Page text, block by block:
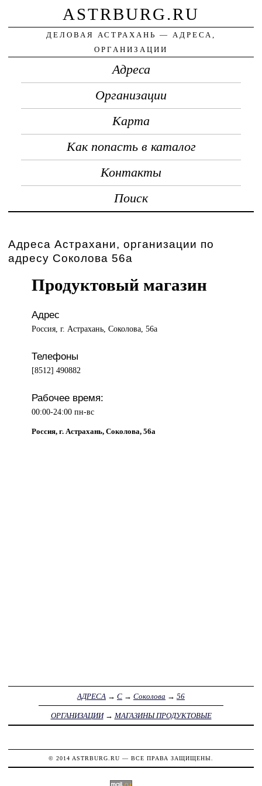
ASTRBURG.RU
ДЕЛОВАЯ АСТРАХАНЬ — АДРЕСА,
ОРГАНИЗАЦИИ
Адреса
Организации
Карта
Как попасть в каталог
Контакты
Поиск
Адреса Астрахани, организации по
адресу Соколова 56а
Продуктовый магазин
Адрес
Россия, г. Астрахань, Соколова, 56а
Телефоны
[8512] 490882
Рабочее время:
00:00-24:00 пн-вс
Россия, г. Астрахань, Соколова, 56а
АДРЕСА → С → Соколова → 56
ОРГАНИЗАЦИИ→ МАГАЗИНЫ ПРОДУКТОВЫЕ
© 2014 ASTRBURG.RU — ВСЕ ПРАВА ЗАЩИЩЕНЫ.